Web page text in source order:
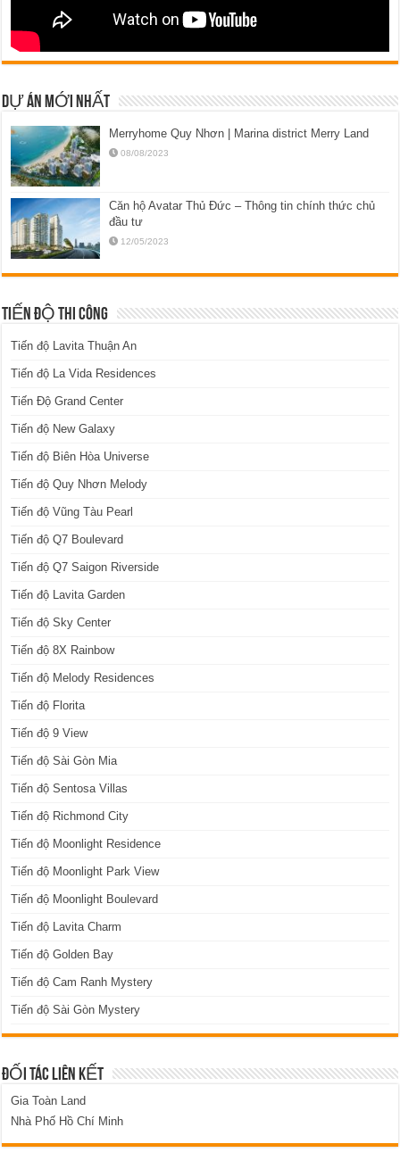
DỰ ÁN MỚI NHẤT
Merryhome Quy Nhơn | Marina district Merry Land
08/08/2023
Căn hộ Avatar Thủ Đức – Thông tin chính thức chủ
đầu tư
12/05/2023
TIẾN ĐỘ THI CÔNG
Tiến độ Lavita Thuận An
Tiến độ La Vida Residences
Tiến Độ Grand Center
Tiến độ New Galaxy
Tiến độ Biên Hòa Universe
Tiến độ Quy Nhơn Melody
Tiến độ Vũng Tàu Pearl
Tiến độ Q7 Boulevard
Tiến độ Q7 Saigon Riverside
Tiến độ Lavita Garden
Tiến độ Sky Center
Tiến độ 8X Rainbow
Tiến độ Melody Residences
Tiến độ Florita
Tiến độ 9 View
Tiến độ Sài Gòn Mia
Tiến độ Sentosa Villas
Tiến độ Richmond City
Tiến độ Moonlight Residence
Tiến độ Moonlight Park View
Tiến độ Moonlight Boulevard
Tiến độ Lavita Charm
Tiến độ Golden Bay
Tiến độ Cam Ranh Mystery
Tiến độ Sài Gòn Mystery
ĐỐI TÁC LIÊN KẾT
Gia Toàn Land
Nhà Phố Hồ Chí Minh